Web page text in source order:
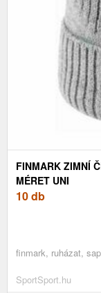
FINMARK ZIMNÍ
MÉRET UNI
10 db
finmark, ruházat,
SportSport.hu